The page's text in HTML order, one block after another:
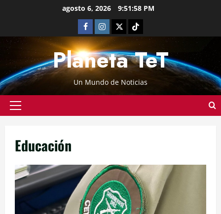
agosto 6, 2026 9:51:59 PM
Planeta TeT
Un Mundo de Noticias
Educación